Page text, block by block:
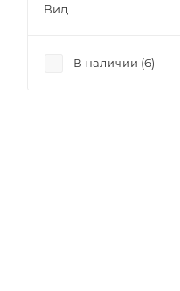
Вид
В наличии (6)